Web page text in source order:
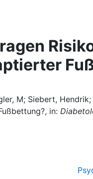
M; Siebert,
in: